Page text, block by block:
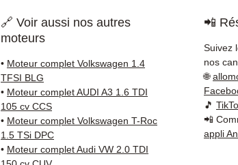
Seat.
reste
+33 6
5 à 7
🔗 Voir aussi nos autres
moteurs
• Moteur complet Volkswagen 1.4
TFSI BLG
• Moteur complet AUDI A3 1.6 TDI
105 cv CCS
• Moteur complet Volkswagen T-Roc
1.5 TSi DPC
• Moteur complet Audi VW 2.0 TDI
📲
Suivez
nos
🌐
🎵
📲
appli